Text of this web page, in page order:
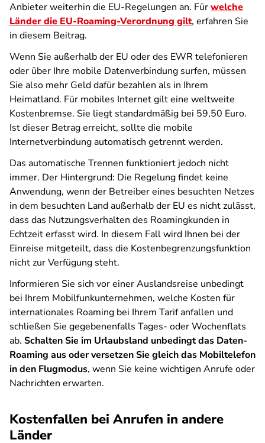
Anbieter weiterhin die EU-Regelungen an. Fürwelche
Länder die EU-Roaming-Verordnung gilt, erfahren Sie
in diesem Beitrag.
Wenn Sie außerhalb der EU oder des EWR telefonieren
oder über Ihre mobile Datenverbindung surfen, müssen
Sie also mehr Geld dafür bezahlen als in Ihrem
Heimatland. Für mobiles Internet gilt eine weltweite
Kostenbremse. Sie liegt standardmäßig bei 59,50 Euro.
Ist dieser Betrag erreicht, sollte die mobile
Internetverbindung automatisch getrennt werden.
Das automatische Trennen funktioniert jedoch nicht
immer. Der Hintergrund: Die Regelung findet keine
Anwendung, wenn der Betreiber eines besuchten Netzes
in dem besuchten Land außerhalb der EU es nicht zulässt,
dass das Nutzungsverhalten des Roamingkunden in
Echtzeit erfasst wird. In diesem Fall wird Ihnen bei der
Einreise mitgeteilt, dass die Kostenbegrenzungsfunktion
nicht zur Verfügung steht.
Informieren Sie sich vor einer Auslandsreise unbedingt
bei Ihrem Mobilfunkunternehmen, welche Kosten für
internationales Roaming bei Ihrem Tarif anfallen und
schließen Sie gegebenenfalls Tages- oder Wochenflats
ab. Schalten Sie im Urlaubsland unbedingt das Daten-
Roaming aus oder versetzen Sie gleich das Mobiltelefon
in den Flugmodus, wenn Sie keine wichtigen Anrufe oder
Nachrichten erwarten.
Kostenfallen bei Anrufen in andere
Länder